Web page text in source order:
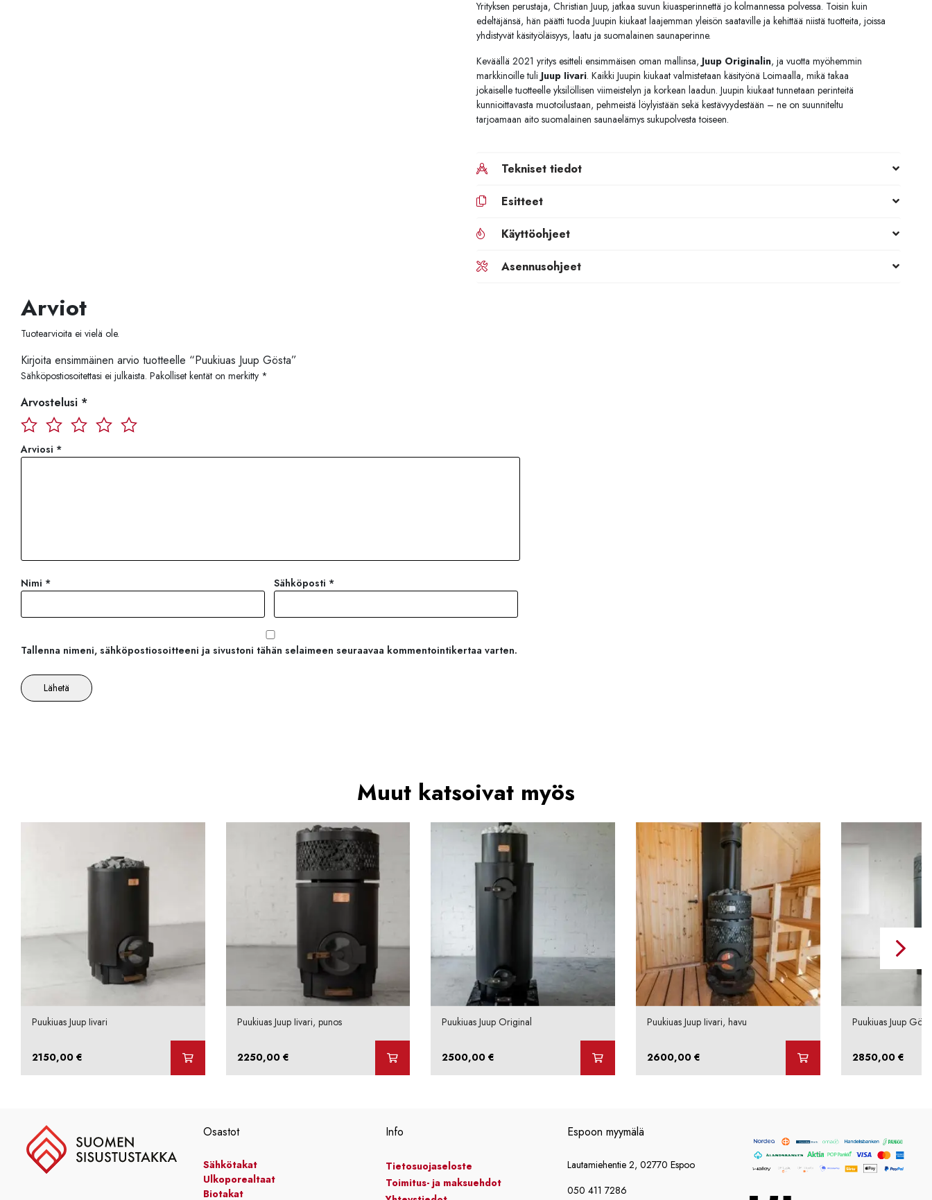
Yrityksen perustaja, Christian Juup, jatkaa suvun kiuasperinnettä jo kolmannessa polvessa. Toisin kuin
edeltäjänsä, hän päätti tuoda Juupin kiukaat laajemman yleisön saataville ja kehittää niistä tuotteita, joissa
yhdistyvät käsityöläisyys, laatu ja suomalainen saunaperinne.
Keväällä 2021 yritys esitteli ensimmäisen oman mallinsa, Juup Originalin, ja vuotta myöhemmin
markkinoille tuli Juup Iivari. Kaikki Juupin kiukaat valmistetaan käsityönä Loimaalla, mikä takaa
jokaiselle tuotteelle yksilöllisen viimeistelyn ja korkean laadun. Juupin kiukaat tunnetaan perinteitä
kunnioittavasta muotoilustaan, pehmeistä löylyistään sekä kestävyydestään – ne on suunniteltu
tarjoamaan aito suomalainen saunaelämys sukupolvesta toiseen.
Tekniset tiedot
Esitteet
Käyttöohjeet
Asennusohjeet
Arviot
Tuotearvioita ei vielä ole.
Kirjoita ensimmäinen arvio tuotteelle “Puukiuas Juup Gösta”
Sähköpostiosoitettasi ei julkaista. Pakolliset kentät on merkitty *
Arvostelusi *
Arviosi *
Nimi * Sähköposti *
Tallenna nimeni, sähköpostiosoitteeni ja sivustoni tähän selaimeen seuraavaa kommentointikertaa varten.
Muut katsoivat myös
Puukiuas Juup Iivari
2150,00 €
Puukiuas Juup Iivari, punos
2250,00 €
Puukiuas Juup Original
2500,00€
Puukiuas Juup Iivari, havu
2600,00 €
Puukiuas Juup
2850,00 €
Osastot
Sähkötakat
Ulkoporealtaat
Biotakat
Info
Tietosuojaseloste
Toimitus- ja maksuehdot
Espoon myymälä
Lautamiehentie 2, 02770 Espoo
050 411 7286